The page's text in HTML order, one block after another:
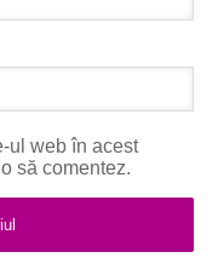
ul web în acest
să comentez.